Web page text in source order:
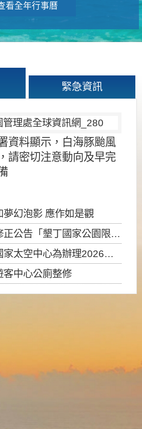
看全年行事曆
緊急資訊
資料顯示，白海豚颱風
請密切注意動向及早完
夢幻泡影 應作如是觀
告「墾丁國家公園限制水域遊憩活動之種類、範圍、時間及行為」，自即日生效。
空中心為辦理2026台灣盃火箭競賽，陸、海、空域警戒及協調相關事宜，因颱風備案事宜
客中心公廁整修